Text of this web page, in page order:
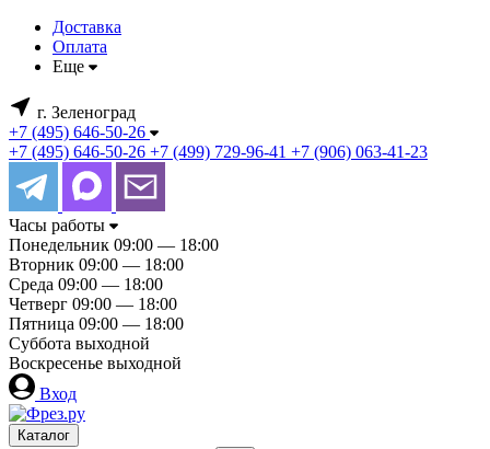
Доставка
Оплата
Еще
г. Зеленоград
+7 (495) 646-50-26
+7 (495) 646-50-26 +7 (499) 729-96-41 +7 (906) 063-41-23
Часы работы
Понедельник 09:00 — 18:00
Вторник 09:00 — 18:00
Среда 09:00 — 18:00
Четверг 09:00 — 18:00
Пятница 09:00 — 18:00
Суббота выходной
Воскресенье выходной
Вход
Каталог